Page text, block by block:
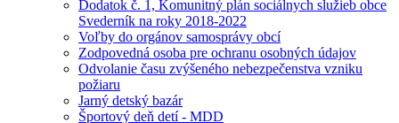
Dodatok č. 1, Komunitný plán sociálnych služieb obce
Svederník na roky 2018-2022
Voľby do orgánov samosprávy obcí
Zodpovedná osoba pre ochranu osobných údajov
Odvolanie času zvýšeného nebezpečenstva vzniku
požiaru
Jarný detský bazár
Športový deň detí - MDD